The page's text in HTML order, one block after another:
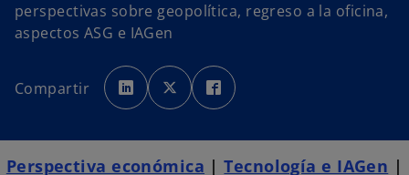
perspectivas sobre geopolítica, regreso a la oficina,
aspectos ASG e IAGen
Compartir e
a
b
n
e
a
b
n
e
a
n
Perspectiva económica |Tecnología e IAGen |